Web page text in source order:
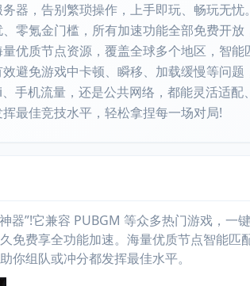
器，告别繁琐操作，上手即玩、畅玩无
氪金门槛，所有加速功能全部免费开
优质节点资源，覆盖全球多个地区，智
避免游戏中卡顿、瞬移、加载缓慢等问
手机流量，还是公共网络，都能灵活适
最佳竞技水平，轻松拿捏每一场对局!
”!它兼容 PUBGM 等众多热门游戏，一
免费享全功能加速。海量优质节点智能匹
你组队或冲分都发挥最佳水平。